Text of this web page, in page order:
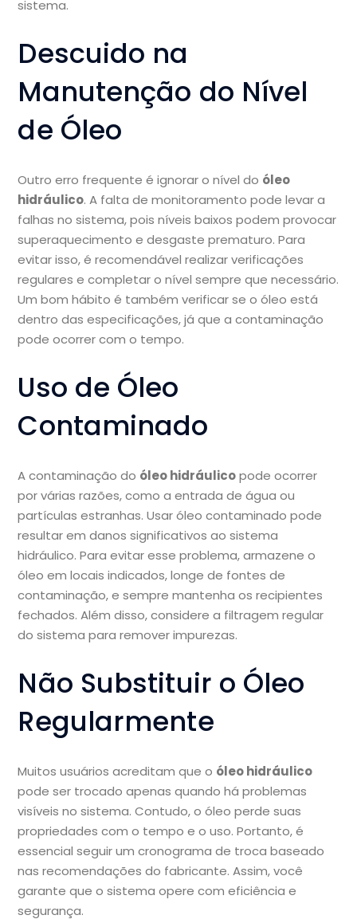
sistema.
Descuido na
Manutenção do Nível
de Óleo
Outro erro frequente é ignorar o nível do óleo
hidráulico. A falta de monitoramento pode levar a
falhas no sistema, pois níveis baixos podem provocar
superaquecimento e desgaste prematuro. Para
evitar isso, é recomendável realizar verificações
regulares e completar o nível sempre que necessário.
Um bom hábito é também verificar se o óleo está
dentro das especificações, já que a contaminação
pode ocorrer com o tempo.
Uso de Óleo
Contaminado
A contaminação do óleo hidráulicopode ocorrer
por várias razões, como a entrada de água ou
partículas estranhas. Usar óleo contaminado pode
resultar em danos significativos ao sistema
hidráulico. Para evitar esse problema, armazene o
óleo em locais indicados, longe de fontes de
contaminação, e sempre mantenha os recipientes
fechados. Além disso, considere a filtragem regular
do sistema para remover impurezas.
Não Substituir o Óleo
Regularmente
Muitos usuários acreditam que o óleo hidráulico
pode ser trocado apenas quando há problemas
visíveis no sistema. Contudo, o óleo perde suas
propriedades com o tempo e o uso. Portanto, é
essencial seguir um cronograma de troca baseado
nas recomendações do fabricante. Assim, você
garante que o sistema opere com eficiência e
segurança.